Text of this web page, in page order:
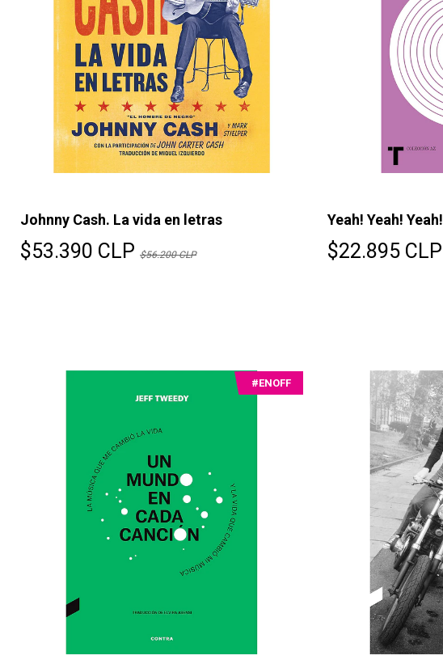
Johnny Cash. La vida en letras
$53.390 CLP $56.200 CLP
Yeah! Yeah! Yeah!
$22.895 CLP
#ENOFF